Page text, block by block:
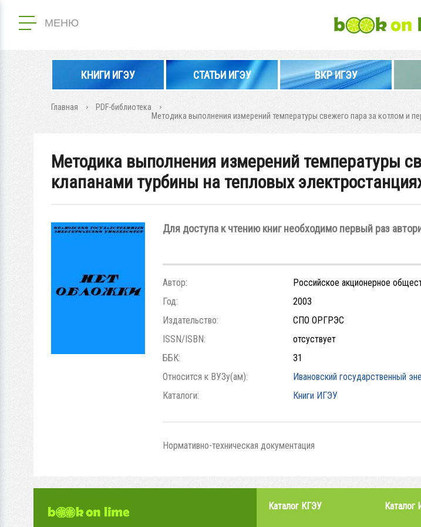
МЕНЮ
КНИГИ ИГЭУ СТАТЬИ ИГЭУ ВКР ИГЭУ
Главная
PDF-библиотека
Методика выполнения измерений температуры свежего пара за котлом и
Методика выполнения измерений температуры
клапанами турбины на тепловых
Для доступа к чтению книг необходимо первый раз
Автор:
Российское акционерное
Год:
2003
Издательство:
СПО ОРГРЭС
ISSN/ISBN:
отсуствует
ББК:
31
Относится к ВУЗу(ам):
Ивановский государственный
Каталоги:
Книги ИГЭУ
Нормативно-техническая документация
Каталог КГЭУ Каталог